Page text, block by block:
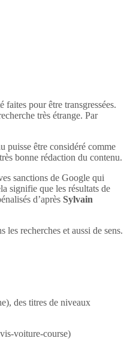
pour être transgressées.
très étrange. Par
puisse être considéré comme
bonne rédaction du contenu.
sanctions de Google qui
signifie que les résultats de
d’après Sylvain
recherches et aussi de sens.
des titres de niveaux
voiture-course)